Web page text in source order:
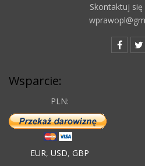
Skontaktuj się
Wsparcie:
PLN:
EUR, USD, GBP